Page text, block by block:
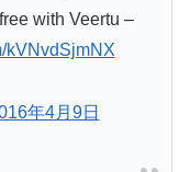
with Veertu –
kVNvdSjmNX
年4月9日